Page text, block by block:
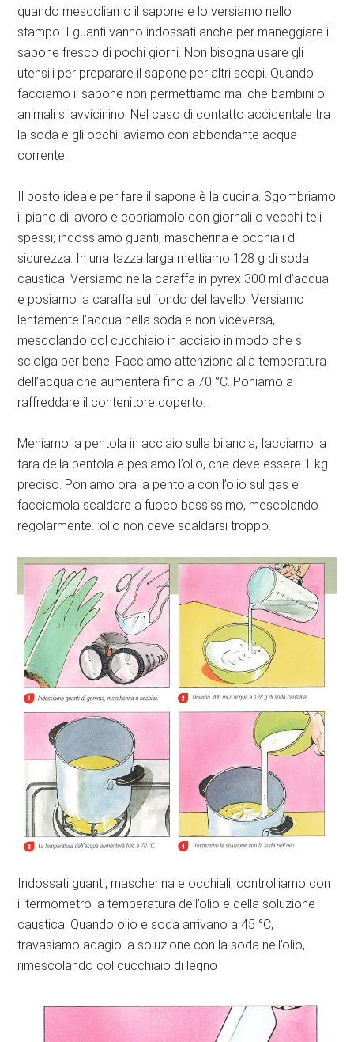
quando mescoliamo il sapone e lo versiamo nello
stampo. I guanti vanno indossati anche per maneggiare il
sapone fresco di pochi giorni. Non bisogna usare gli
utensili per preparare il sapone per altri scopi. Quando
facciamo il sapone non permettiamo mai che bambini o
animali si avvicinino. Nel caso di contatto accidentale tra
la soda e gli occhi laviamo con abbondante acqua
corrente.
Il posto ideale per fare il sapone è la cucina. Sgombriamo
il piano di lavoro e copriamolo con giornali o vecchi teli
spessi; indossiamo guanti, mascherina e occhiali di
sicurezza. In una tazza larga mettiamo 128 g di soda
caustica. Versiamo nella caraffa in pyrex 300 ml d’acqua
e posiamo la caraffa sul fondo del lavello. Versiamo
lentamente l’acqua nella soda e non viceversa,
mescolando col cucchiaio in acciaio in modo che si
sciolga per bene. Facciamo attenzione alla temperatura
dell’acqua che aumenterà fino a 70 °C. Poniamo a
raffreddare il contenitore coperto.
Meniamo la pentola in acciaio sulla bilancia, facciamo la
tara della pentola e pesiamo l’olio, che deve essere 1 kg
preciso. Poniamo ora la pentola con l’olio sul gas e
facciamola scaldare a fuoco bassissimo, mescolando
regolarmente. :olio non deve scaldarsi troppo.
Indossati guanti, mascherina e occhiali, controlliamo con
il termometro la temperatura dell’olio e della soluzione
caustica. Quando olio e soda arrivano a 45 °C,
travasiamo adagio la soluzione con la soda nell’olio,
rimescolando col cucchiaio di legno